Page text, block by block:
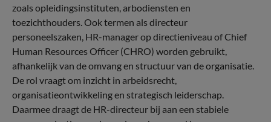
zoals opleidingsinstituten, arbodiensten en
toezichthouders. Ook termen als directeur
personeelszaken, HR-manager op directieniveau of Chief
Human Resources Officer (CHRO) worden gebruikt,
afhankelijk van de omvang en structuur van de organisatie.
De rol vraagt om inzicht in arbeidsrecht,
organisatieontwikkeling en strategisch leiderschap.
Daarmee draagt de HR-directeur bij aan een stabiele